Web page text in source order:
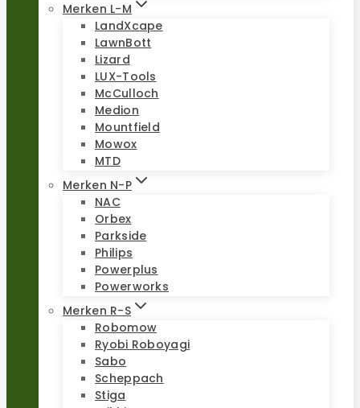
Merken L-M
LandXcape
LawnBott
Lizard
LUX-Tools
McCulloch
Medion
Mountfield
Mowox
MTD
Merken N-P
NAC
Orbex
Parkside
Philips
Powerplus
Powerworks
Merken R-S
Robomow
Ryobi Roboyagi
Sabo
Scheppach
Stiga